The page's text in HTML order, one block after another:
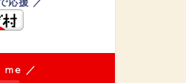
応援 ／
me ／